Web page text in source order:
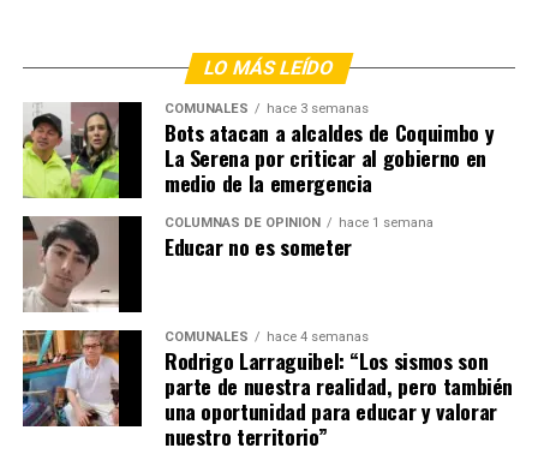
LO MÁS LEÍDO
COMUNALES hace 3 semanas
Bots atacan a alcaldes de Coquimbo y
La Serena por criticar al gobierno en
medio de la emergencia
COLUMNAS DE OPINIÓN hace 1 semana
Educar no es someter
COMUNALES hace 4 semanas
Rodrigo Larraguibel: “Los sismos son
parte de nuestra realidad, pero también
una oportunidad para educar y valorar
nuestro territorio”